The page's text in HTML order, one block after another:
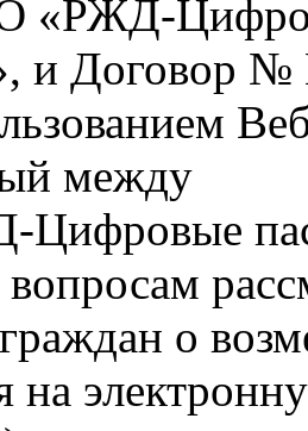
«РЖД-
Договор №
между
о
на